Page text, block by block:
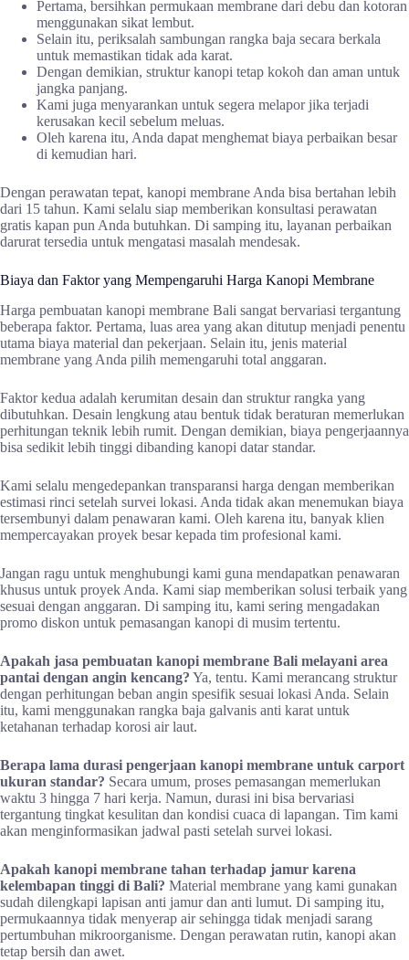
Pertama, bersihkan permukaan membrane dari debu dan kotoran
menggunakan sikat lembut.
Selain itu, periksalah sambungan rangka baja secara berkala
untuk memastikan tidak ada karat.
Dengan demikian, struktur kanopi tetap kokoh dan aman untuk
jangka panjang.
Kami juga menyarankan untuk segera melapor jika terjadi
kerusakan kecil sebelum meluas.
Oleh karena itu, Anda dapat menghemat biaya perbaikan besar
di kemudian hari.
Dengan perawatan tepat, kanopi membrane Anda bisa bertahan lebih
dari 15 tahun. Kami selalu siap memberikan konsultasi perawatan
gratis kapan pun Anda butuhkan. Di samping itu, layanan perbaikan
darurat tersedia untuk mengatasi masalah mendesak.
Biaya dan Faktor yang Mempengaruhi Harga Kanopi Membrane
Harga pembuatan kanopi membrane Bali sangat bervariasi tergantung
beberapa faktor. Pertama, luas area yang akan ditutup menjadi penentu
utama biaya material dan pekerjaan. Selain itu, jenis material
membrane yang Anda pilih memengaruhi total anggaran.
Faktor kedua adalah kerumitan desain dan struktur rangka yang
dibutuhkan. Desain lengkung atau bentuk tidak beraturan memerlukan
perhitungan teknik lebih rumit. Dengan demikian, biaya pengerjaannya
bisa sedikit lebih tinggi dibanding kanopi datar standar.
Kami selalu mengedepankan transparansi harga dengan memberikan
estimasi rinci setelah survei lokasi. Anda tidak akan menemukan biaya
tersembunyi dalam penawaran kami. Oleh karena itu, banyak klien
mempercayakan proyek besar kepada tim profesional kami.
Jangan ragu untuk menghubungi kami guna mendapatkan penawaran
khusus untuk proyek Anda. Kami siap memberikan solusi terbaik yang
sesuai dengan anggaran. Di samping itu, kami sering mengadakan
promo diskon untuk pemasangan kanopi di musim tertentu.
Apakah jasa pembuatan kanopi membrane Bali melayani area
pantai dengan angin kencang? Ya, tentu. Kami merancang struktur
dengan perhitungan beban angin spesifik sesuai lokasi Anda. Selain
itu, kami menggunakan rangka baja galvanis anti karat untuk
ketahanan terhadap korosi air laut.
Berapa lama durasi pengerjaan kanopi membrane untuk carport
ukuran standar? Secara umum, proses pemasangan memerlukan
waktu 3 hingga 7 hari kerja. Namun, durasi ini bisa bervariasi
tergantung tingkat kesulitan dan kondisi cuaca di lapangan. Tim kami
akan menginformasikan jadwal pasti setelah survei lokasi.
Apakah kanopi membrane tahan terhadap jamur karena
kelembapan tinggi di Bali? Material membrane yang kami gunakan
sudah dilengkapi lapisan anti jamur dan anti lumut. Di samping itu,
permukaannya tidak menyerap air sehingga tidak menjadi sarang
pertumbuhan mikroorganisme. Dengan perawatan rutin, kanopi akan
tetap bersih dan awet.